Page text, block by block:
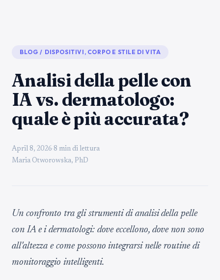
BLOG / DISPOSITIVI, CORPO E STILE DI VITA
Analisi della pelle con
IA vs. dermatologo:
quale è più accurata?
April 8, 2026·8 min di lettura
Maria Otworowska, PhD
Un confronto tra gli strumenti di analisi della pelle
con IA e i dermatologi: dove eccellono, dove non sono
all'altezza e come possono integrarsi nelle routine di
monitoraggio intelligenti.